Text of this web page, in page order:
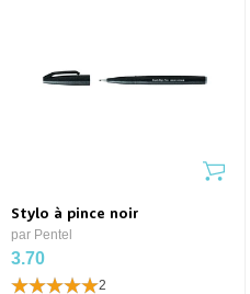
Stylo à pince noir
par Pentel
3.70
2